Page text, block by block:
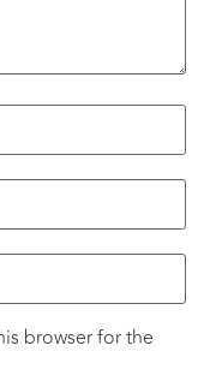
browser for the